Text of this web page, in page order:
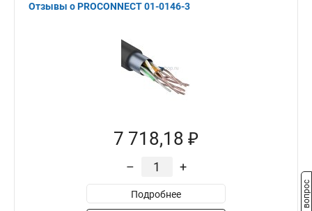
Отзывы о PROCONNECT 01-0146-3
7 718,18 ₽
– +
Подробнее